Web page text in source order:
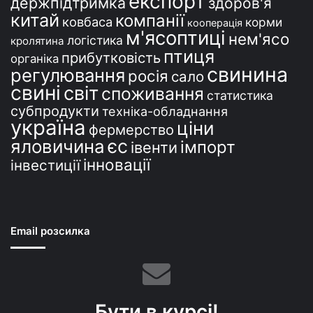
китай ковбаса компанії кооперація корми
кролятина логістика м'ясоптиці нем'ясо
органіка прибутковість птиця
регулювання росія сало свинина
свині світспоживання статистика
субпродукти техніка-обладнання
україна фермерство ціни
яловичинаєс івенти імпорт
інвестиції інновації
Email розсилка